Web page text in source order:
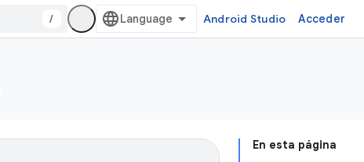
/ Android Studio Acceder
En esta página